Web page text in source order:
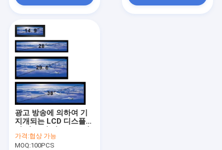
인조 인간에 의하여 묻히는 널
RK3399 널
산업 팔 널
RK3288 널
광고 방송에 의하여 기
지개되는 LCD 디스플레
블루투스 4.0
가격:협상 가능
MOQ:100PCS